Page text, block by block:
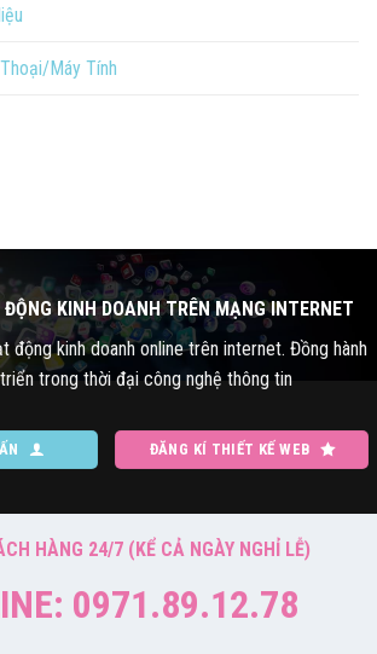
Máy Tính
KINH DOANH TRÊN MẠNG INTERNET
động kinh doanh online trên internet. Đồng hành
trong thời đại công nghệ thông tin
ĐĂNG KÍ THIẾT KẾ WEB
HÀNG 24/7 (KỂ CẢ NGÀY NGHỈ LỄ)
0971.89.12.78